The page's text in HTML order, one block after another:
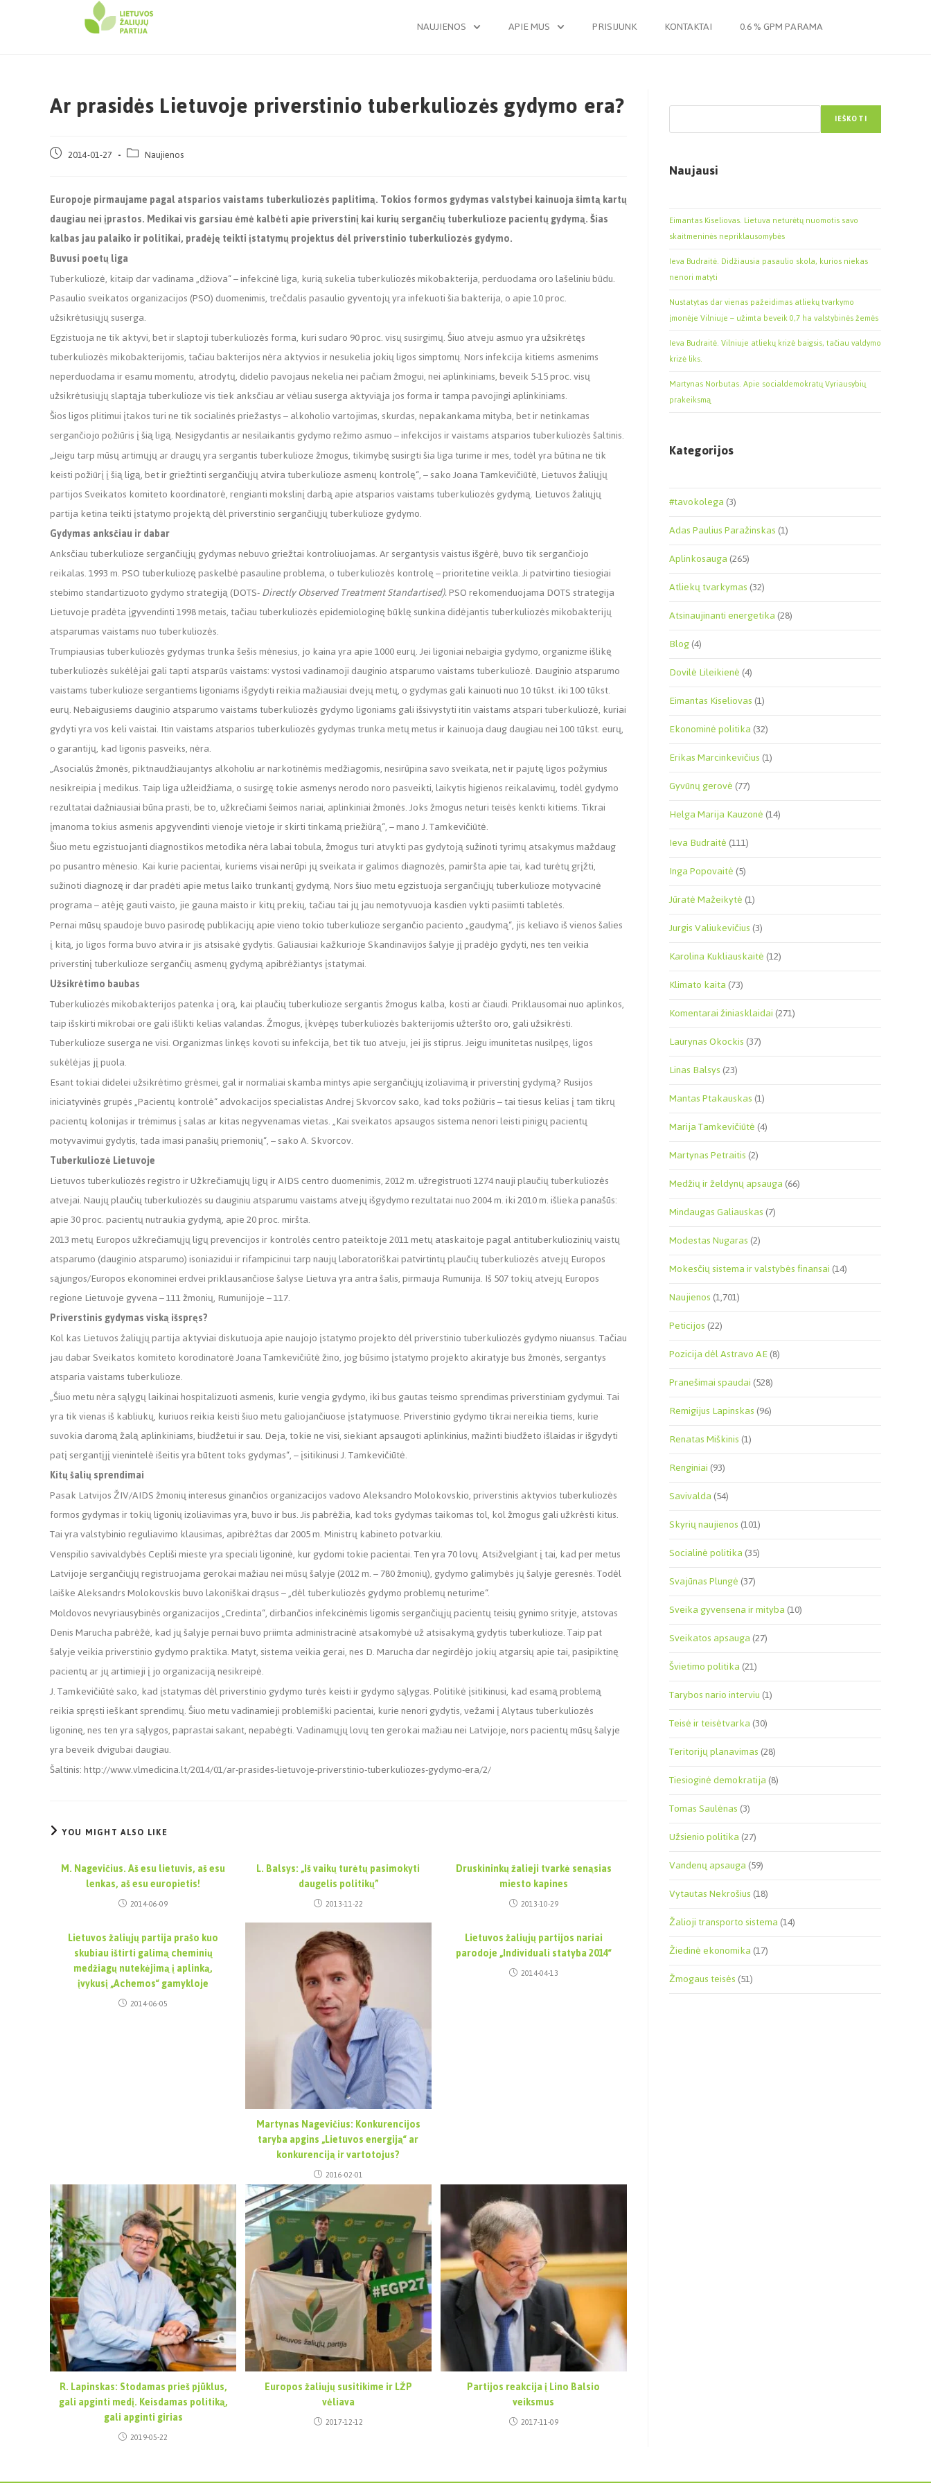
NAUJIENOS APIE MUS PRISIJUNK KONTAKTAI 0.6 % GPM PARAMA
Ar prasidės Lietuvoje priverstinio tuberkuliozės gydymo era?
2014-01-27 Naujienos
Europoje pirmaujame pagal atsparios vaistams tuberkuliozės paplitimą. Tokios formos gydymas valstybei kainuoja šimtą kartų
daugiau nei įprastos. Medikai vis garsiau ėmė kalbėti apie priverstinį kai kurių sergančių tuberkulioze pacientų gydymą. Šias
kalbas jau palaiko ir politikai, pradėję teikti įstatymų projektus dėl priverstinio tuberkuliozės gydymo.
Buvusi poetų liga
Tuberkuliozė, kitaip dar vadinama „džiova“ – infekcinė liga, kurią sukelia tuberkuliozės mikobakterija, perduodama oro lašeliniu būdu.
Pasaulio sveikatos organizacijos (PSO) duomenimis, trečdalis pasaulio gyventojų yra infekuoti šia bakterija, o apie 10 proc.
užsikrėtusiųjų suserga.
Egzistuoja ne tik aktyvi, bet ir slaptoji tuberkuliozės forma, kuri sudaro 90 proc. visų susirgimų. Šiuo atveju asmuo yra užsikrėtęs
tuberkuliozės mikobakterijomis, tačiau bakterijos nėra aktyvios ir nesukelia jokių ligos simptomų. Nors infekcija kitiems asmenims
neperduodama ir esamu momentu, atrodytų, didelio pavojaus nekelia nei pačiam žmogui, nei aplinkiniams, beveik 5-15 proc. visų
užsikrėtusiųjų slaptąja tuberkulioze vis tiek anksčiau ar vėliau suserga aktyviąja jos forma ir tampa pavojingi aplinkiniams.
Šios ligos plitimui įtakos turi ne tik socialinės priežastys – alkoholio vartojimas, skurdas, nepakankama mityba, bet ir netinkamas
sergančiojo požiūris į šią ligą. Nesigydantis ar nesilaikantis gydymo režimo asmuo – infekcijos ir vaistams atsparios tuberkuliozės šaltinis.
„Jeigu tarp mūsų artimųjų ar draugų yra sergantis tuberkulioze žmogus, tikimybę susirgti šia liga turime ir mes, todėl yra būtina ne tik
keisti požiūrį į šią ligą, bet ir griežtinti sergančiųjų atvira tuberkulioze asmenų kontrolę“, – sako Joana Tamkevičiūtė, Lietuvos žaliųjų
partijos Sveikatos komiteto koordinatorė, rengianti mokslinį darbą apie atsparios vaistams tuberkuliozės gydymą. Lietuvos žaliųjų
partija ketina teikti įstatymo projektą dėl priverstinio sergančiųjų tuberkulioze gydymo.
Gydymas anksčiau ir dabar
Anksčiau tuberkulioze sergančiųjų gydymas nebuvo griežtai kontroliuojamas. Ar sergantysis vaistus išgėrė, buvo tik sergančiojo
reikalas. 1993 m. PSO tuberkuliozę paskelbė pasauline problema, o tuberkuliozės kontrolę – prioritetine veikla. Ji patvirtino tiesiogiai
stebimo standartizuoto gydymo strategiją (DOTS-Directly Observed Treatment Standartised).PSO rekomenduojama DOTS strategija
Lietuvoje pradėta įgyvendinti 1998 metais, tačiau tuberkuliozės epidemiologinę būklę sunkina didėjantis tuberkuliozės mikobakterijų
atsparumas vaistams nuo tuberkuliozės.
Trumpiausias tuberkuliozės gydymas trunka šešis mėnesius, jo kaina yra apie 1000 eurų. Jei ligoniai nebaigia gydymo, organizme išlikę
tuberkuliozės sukėlėjai gali tapti atsparūs vaistams: vystosi vadinamoji dauginio atsparumo vaistams tuberkuliozė. Dauginio atsparumo
vaistams tuberkulioze sergantiems ligoniams išgydyti reikia mažiausiai dvejų metų, o gydymas gali kainuoti nuo 10 tūkst. iki 100 tūkst.
eurų. Nebaigusiems dauginio atsparumo vaistams tuberkuliozės gydymo ligoniams gali išsivystyti itin vaistams atspari tuberkuliozė, kuriai
gydyti yra vos keli vaistai. Itin vaistams atsparios tuberkuliozės gydymas trunka metų metus ir kainuoja daug daugiau nei 100 tūkst. eurų,
o garantijų, kad ligonis pasveiks, nėra.
„Asocialūs žmonės, piktnaudžiaujantys alkoholiu ar narkotinėmis medžiagomis, nesirūpina savo sveikata, net ir pajutę ligos požymius
nesikreipia į medikus. Taip liga užleidžiama, o susirgę tokie asmenys nerodo noro pasveikti, laikytis higienos reikalavimų, todėl gydymo
rezultatai dažniausiai būna prasti, be to, užkrečiami šeimos nariai, aplinkiniai žmonės. Joks žmogus neturi teisės kenkti kitiems. Tikrai
įmanoma tokius asmenis apgyvendinti vienoje vietoje ir skirti tinkamą priežiūrą“, – mano J. Tamkevičiūtė.
Šiuo metu egzistuojanti diagnostikos metodika nėra labai tobula, žmogus turi atvykti pas gydytoją sužinoti tyrimų atsakymus maždaug
po pusantro mėnesio. Kai kurie pacientai, kuriems visai nerūpi jų sveikata ir galimos diagnozės, pamiršta apie tai, kad turėtų grįžti,
sužinoti diagnozę ir dar pradėti apie metus laiko trunkantį gydymą. Nors šiuo metu egzistuoja sergančiųjų tuberkulioze motyvacinė
programa – atėję gauti vaisto, jie gauna maisto ir kitų prekių, tačiau tai jų jau nemotyvuoja kasdien vykti pasiimti tabletės.
Pernai mūsų spaudoje buvo pasirodę publikacijų apie vieno tokio tuberkulioze sergančio paciento „gaudymą“, jis keliavo iš vienos šalies
į kitą, jo ligos forma buvo atvira ir jis atsisakė gydytis. Galiausiai kažkurioje Skandinavijos šalyje jį pradėjo gydyti, nes ten veikia
priverstinį tuberkulioze sergančių asmenų gydymą apibrėžiantys įstatymai.
Užsikrėtimo baubas
Tuberkuliozės mikobakterijos patenka į orą, kai plaučių tuberkulioze sergantis žmogus kalba, kosti ar čiaudi. Priklausomai nuo aplinkos,
taip išskirti mikrobai ore gali išlikti kelias valandas. Žmogus, įkvėpęs tuberkuliozės bakterijomis užteršto oro, gali užsikrėsti.
Tuberkulioze suserga ne visi. Organizmas linkęs kovoti su infekcija, bet tik tuo atveju, jei jis stiprus. Jeigu imunitetas nusilpęs, ligos
sukėlėjas jį puola.
Esant tokiai didelei užsikrėtimo grėsmei, gal ir normaliai skamba mintys apie sergančiųjų izoliavimą ir priverstinį gydymą? Rusijos
iniciatyvinės grupės „Pacientų kontrolė“ advokacijos specialistas Andrej Skvorcov sako, kad toks požiūris – tai tiesus kelias į tam tikrų
pacientų kolonijas ir trėmimus į salas ar kitas negyvenamas vietas. „Kai sveikatos apsaugos sistema nenori leisti pinigų pacientų
motyvavimui gydytis, tada imasi panašių priemonių“, – sako A. Skvorcov.
Tuberkuliozė Lietuvoje
Lietuvos tuberkuliozės registro ir Užkrečiamųjų ligų ir AIDS centro duomenimis, 2012 m. užregistruoti 1274 nauji plaučių tuberkuliozės
atvejai. Naujų plaučių tuberkuliozės su dauginiu atsparumu vaistams atvejų išgydymo rezultatai nuo 2004 m. iki 2010 m. išlieka panašūs:
apie 30 proc. pacientų nutraukia gydymą, apie 20 proc. miršta.
2013 metų Europos užkrečiamųjų ligų prevencijos ir kontrolės centro pateiktoje 2011 metų ataskaitoje pagal antituberkuliozinių vaistų
atsparumo (dauginio atsparumo) isoniazidui ir rifampicinui tarp naujų laboratoriškai patvirtintų plaučių tuberkuliozės atvejų Europos
sąjungos/Europos ekonominei erdvei priklausančiose šalyse Lietuva yra antra šalis, pirmauja Rumunija. Iš 507 tokių atvejų Europos
regione Lietuvoje gyvena – 111 žmonių, Rumunijoje – 117.
Priverstinis gydymas viską išspręs?
Kol kas Lietuvos žaliųjų partija aktyviai diskutuoja apie naujojo įstatymo projekto dėl priverstinio tuberkuliozės gydymo niuansus. Tačiau
jau dabar Sveikatos komiteto korodinatorė Joana Tamkevičiūtė žino, jog būsimo įstatymo projekto akiratyje bus žmonės, sergantys
atsparia vaistams tuberkulioze.
„Šiuo metu nėra sąlygų laikinai hospitalizuoti asmenis, kurie vengia gydymo, iki bus gautas teismo sprendimas priverstiniam gydymui. Tai
yra tik vienas iš kabliukų, kuriuos reikia keisti šiuo metu galiojančiuose įstatymuose. Priverstinio gydymo tikrai nereikia tiems, kurie
suvokia daromą žalą aplinkiniams, biudžetui ir sau. Deja, tokie ne visi, siekiant apsaugoti aplinkinius, mažinti biudžeto išlaidas ir išgydyti
patį sergantįjį vienintelė išeitis yra būtent toks gydymas“, – įsitikinusi J. Tamkevičiūtė.
Kitų šalių sprendimai
Pasak Latvijos ŽIV/AIDS žmonių interesus ginančios organizacijos vadovo Aleksandro Molokovskio, priverstinis aktyvios tuberkuliozės
formos gydymas ir tokių ligonių izoliavimas yra, buvo ir bus. Jis pabrėžia, kad toks gydymas taikomas tol, kol žmogus gali užkrėsti kitus.
Tai yra valstybinio reguliavimo klausimas, apibrėžtas dar 2005 m. Ministrų kabineto potvarkiu.
Venspilio savivaldybės Cepliši mieste yra speciali ligoninė, kur gydomi tokie pacientai. Ten yra 70 lovų. Atsižvelgiant į tai, kad per metus
Latvijoje sergančiųjų registruojama gerokai mažiau nei mūsų šalyje (2012 m. – 780 žmonių), gydymo galimybės jų šalyje geresnės. Todėl
laiške Aleksandrs Molokovskis buvo lakoniškai drąsus – „dėl tuberkuliozės gydymo problemų neturime“.
Moldovos nevyriausybinės organizacijos „Credinta“, dirbančios infekcinėmis ligomis sergančiųjų pacientų teisių gynimo srityje, atstovas
Denis Marucha pabrėžė, kad jų šalyje pernai buvo priimta administracinė atsakomybė už atsisakymą gydytis tuberkulioze. Taip pat
šalyje veikia priverstinio gydymo praktika. Matyt, sistema veikia gerai, nes D. Marucha dar negirdėjo jokių atgarsių apie tai, pasipiktinę
pacientų ar jų artimieji į jo organizaciją nesikreipė.
J. Tamkevičiūtė sako, kad įstatymas dėl priverstinio gydymo turės keisti ir gydymo sąlygas. Politikė įsitikinusi, kad esamą problemą
reikia spręsti ieškant sprendimų. Šiuo metu vadinamieji problemiški pacientai, kurie nenori gydytis, vežami į Alytaus tuberkuliozės
ligoninę, nes ten yra sąlygos, paprastai sakant, nepabėgti. Vadinamųjų lovų ten gerokai mažiau nei Latvijoje, nors pacientų mūsų šalyje
yra beveik dvigubai daugiau.
Šaltinis: http://www.vlmedicina.lt/2014/01/ar-prasides-lietuvoje-priverstinio-tuberkuliozes-gydymo-era/2/
YOU MIGHT ALSO LIKE
M. Nagevičius. Aš esu lietuvis, aš esu
lenkas, aš esu europietis!
2014-06-09
L. Balsys: „Iš vaikų turėtų pasimokyti
daugelis politikų”
2013-11-22
Druskininkų žalieji tvarkė senąsias
miesto kapines
2013-10-29
Lietuvos žaliųjų partija prašo kuo
skubiau ištirti galimą cheminių
medžiagų nutekėjimą į aplinką,
įvykusį „Achemos“ gamykloje
2014-06-05
Martynas Nagevičius: Konkurencijos
taryba apgins „Lietuvos energiją“ ar
konkurenciją ir vartotojus?
2016-02-01
Lietuvos žaliųjų partijos nariai
parodoje „Individuali statyba 2014“
2014-04-13
R. Lapinskas: Stodamas prieš pjūklus,
gali apginti medį. Keisdamas politiką,
gali apginti girias
2019-05-22
Europos žaliųjų susitikime ir LŽP
vėliava
2017-12-12
Partijos reakcija į Lino Balsio
veiksmus
2017-11-09
IEŠKOTI
Naujausi
Eimantas Kiseliovas. Lietuva neturėtų nuomotis savo
skaitmeninės nepriklausomybės
Ieva Budraitė. Didžiausia pasaulio skola, kurios niekas
nenori matyti
Nustatytas dar vienas pažeidimas atliekų tvarkymo
įmonėje Vilniuje – užimta beveik 0,7 ha valstybinės žemės
Ieva Budraitė. Vilniuje atliekų krizė baigsis, tačiau valdymo
krizė liks.
Martynas Norbutas. Apie socialdemokratų Vyriausybių
prakeiksmą
Kategorijos
#tavokolega(3)
Adas Paulius Paražinskas(1)
Aplinkosauga(265)
Atliekų tvarkymas(32)
Atsinaujinanti energetika(28)
Blog(4)
Dovilė Lileikienė(4)
Eimantas Kiseliovas(1)
Ekonominė politika(32)
Erikas Marcinkevičius(1)
Gyvūnų gerovė(77)
Helga Marija Kauzonė(14)
Ieva Budraitė(111)
Inga Popovaitė(5)
Jūratė Mažeikytė(1)
Jurgis Valiukevičius(3)
Karolina Kukliauskaitė(12)
Klimato kaita(73)
Komentarai žiniasklaidai(271)
Laurynas Okockis(37)
Linas Balsys(23)
Mantas Ptakauskas(1)
Marija Tamkevičiūtė(4)
Martynas Petraitis(2)
Medžių ir želdynų apsauga(66)
Mindaugas Galiauskas(7)
Modestas Nugaras(2)
Mokesčių sistema ir valstybės finansai(14)
Naujienos(1,701)
Peticijos(22)
Pozicija dėl Astravo AE(8)
Pranešimai spaudai(528)
Remigijus Lapinskas(96)
Renatas Miškinis(1)
Renginiai(93)
Savivalda(54)
Skyrių naujienos(101)
Socialinė politika(35)
Svajūnas Plungė(37)
Sveika gyvensena ir mityba(10)
Sveikatos apsauga(27)
Švietimo politika(21)
Tarybos nario interviu(1)
Teisė ir teisėtvarka(30)
Teritorijų planavimas(28)
Tiesioginė demokratija(8)
Tomas Saulėnas(3)
Užsienio politika(27)
Vandenų apsauga(59)
Vytautas Nekrošius(18)
Žalioji transporto sistema(14)
Žiedinė ekonomika(17)
Žmogaus teisės(51)